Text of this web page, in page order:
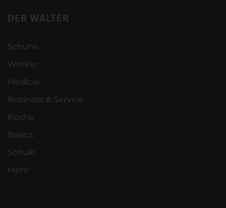
DER WALTER
Schuhe
Worker
Medical
Business & Service
Küche
Basics
Schule
Mehr